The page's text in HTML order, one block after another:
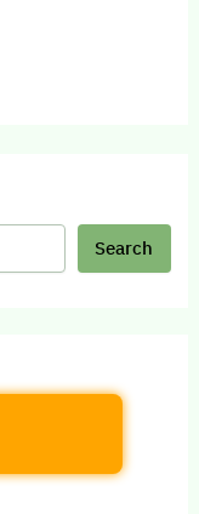
Search